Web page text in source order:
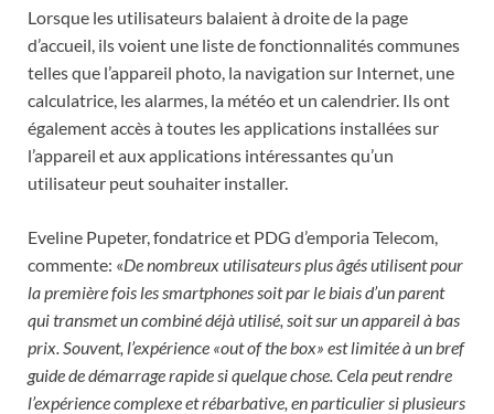
Lorsque les utilisateurs balaient à droite de la page
d’accueil, ils voient une liste de fonctionnalités communes
telles que l’appareil photo, la navigation sur Internet, une
calculatrice, les alarmes, la météo et un calendrier. Ils ont
également accès à toutes les applications installées sur
l’appareil et aux applications intéressantes qu’un
utilisateur peut souhaiter installer.
Eveline Pupeter, fondatrice et PDG d’emporia Telecom,
commente: «De nombreux utilisateurs plus âgés utilisent pour
la première fois les smartphones soit par le biais d’un parent
qui transmet un combiné déjà utilisé, soit sur un appareil à bas
prix. Souvent, l’expérience «out of the box» est limitée à un bref
guide de démarrage rapide si quelque chose. Cela peut rendre
l’expérience complexe et rébarbative, en particulier si plusieurs